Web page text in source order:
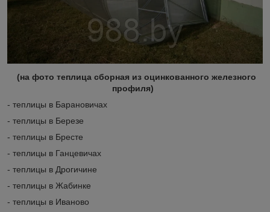
(на фото теплица сборная из оцинкованного железного
профиля)
- теплицы в Барановичах
- теплицы в Березе
- теплицы в Бресте
- теплицы в Ганцевичах
- теплицы в Дрогичине
- теплицы в Жабинке
- теплицы в Иваново